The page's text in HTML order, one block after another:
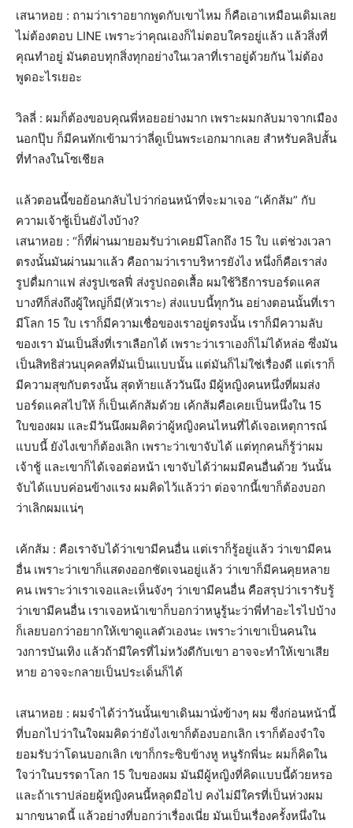
เสนาหอย : ถามว่าเราอยากพูดกับเขาไหม ก็คือเอาเหมือนเดิมเลย
ไม่ต้องตอบ LINE เพราะว่าคุณเองก็ไม่ตอบใครอยู่แล้ว แล้วสิ่งที่
คุณทำอยู่ มันตอบทุกสิ่งทุกอย่างในเวลาที่เราอยู่ด้วยกัน ไม่ต้อง
พูดอะไรเยอะ
วิลลี่ : ผมก็ต้องขอบคุณพี่หอยอย่างมาก เพราะผมกลับมาจากเมือง
นอกปุ๊บ ก็มีคนทักเข้ามาว่าลี่ดูเป็นพระเอกมากเลย สำหรับคลิปสั้น
ที่ทำลงในโซเชียล
แล้วตอนนี้ขอย้อนกลับไปว่าก่อนหน้าที่จะมาเจอ “เค้กส้ม” กับ
ความเจ้าชู้เป็นยังไงบ้าง?
เสนาหอย : “ก็ที่ผ่านมายอมรับว่าเคยมีโลกถึง 15 ใบ แต่ช่วงเวลา
ตรงนั้นมันผ่านมาแล้ว คือถามว่าเราบริหารยังไง หนึ่งก็คือเราส่ง
รูปดื่มกาแฟ ส่งรูปเซลฟี่ ส่งรูปถอดเสื้อ ผมใช้วิธีการบอร์ดแคส
บางทีก็ส่งถึงผู้ใหญ่ก็มี(หัวเราะ) ส่งแบบนี้ทุกวัน อย่างตอนนั้นที่เรา
มีโลก 15 ใบ เราก็มีความเชื่อของเราอยู่ตรงนั้น เราก็มีความลับ
ของเรา มันเป็นสิ่งที่เราเลือกได้ เพราะว่าเราเองก็ไม่ได้หล่อ ซึ่งมัน
เป็นสิทธิส่วนบุคคลที่มันเป็นแบบนั้น แต่มันก็ไม่ใช่เรื่องดี แต่เราก็
มีความสุขกับตรงนั้น สุดท้ายแล้ววันนึง มีผู้หญิงคนหนึ่งที่ผมส่ง
บอร์ดแคสไปให้ ก็เป็นเค้กส้มด้วย เค้กส้มคือเคยเป็นหนึ่งใน 15
ใบของผม และมีวันนึงผมคิดว่าผู้หญิงคนไหนที่ได้เจอเหตุการณ์
แบบนี้ ยังไงเขาก็ต้องเลิก เพราะว่าเขาจับได้ แต่ทุกคนก็รู้ว่าผม
เจ้าชู้ และเขาก็ได้เจอต่อหน้า เขาจับได้ว่าผมมีคนอื่นด้วย วันนั้น
จับได้แบบค่อนข้างแรง ผมคิดไว้แล้วว่า ต่อจากนี้เขาก็ต้องบอก
ว่าเลิกผมแน่ๆ
เค้กส้ม : คือเราจับได้ว่าเขามีคนอื่น แต่เราก็รู้อยู่แล้ว ว่าเขามีคน
อื่น เพราะว่าเขาก็แสดงออกชัดเจนอยู่แล้ว ว่าเขาก็มีคนคุยหลาย
คน เพราะว่าเราเจอและเห็นจังๆ ว่าเขามีคนอื่น คือสรุปว่าเรารับรู้
ว่าเขามีคนอื่น เราเจอหน้าเขาก็บอกว่าหนูรู้นะว่าพี่ทำอะไรไปบ้าง
ก็เลยบอกว่าอยากให้เขาดูแลตัวเองนะ เพราะว่าเขาเป็นคนใน
วงการบันเทิง แล้วถ้ามีใครที่ไม่หวังดีกับเขา อาจจะทำให้เขาเสีย
หาย อาจจะกลายเป็นประเด็นก็ได้
เสนาหอย : ผมจำได้ว่าวันนั้นเขาเดินมานั่งข้างๆ ผม ซึ่งก่อนหน้านี้
ที่บอกไปว่าในใจผมคิดว่ายังไงเขาก็ต้องบอกเลิก เราก็ต้องจำใจ
ยอมรับว่าโดนบอกเลิก เขาก็กระซิบข้างหู หนูรักพี่นะ ผมก็คิดใน
ใจว่าในบรรดาโลก 15 ใบของผม มันมีผู้หญิงที่คิดแบบนี้ด้วยหรอ
และถ้าเราปล่อยผู้หญิงคนนี้หลุดมือไป คงไม่มีใครที่เป็นห่วงผม
มากขนาดนี้ แล้วอย่างที่บอกว่าเรื่องเนี่ย มันเป็นเรื่องครั้งหนึ่งใน